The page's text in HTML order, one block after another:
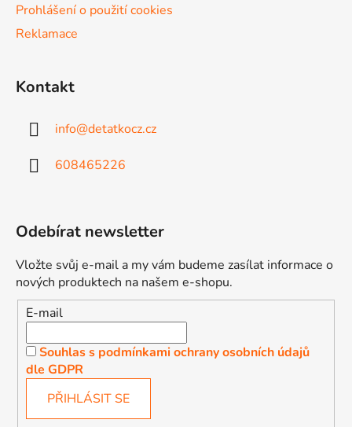
Prohlášení o použití cookies
Reklamace
Kontakt
info@detatkocz.cz
608465226
Odebírat newsletter
Vložte svůj e-mail a my vám budeme zasílat informace o
nových produktech na našem e-shopu.
E-mail
Souhlas s podmínkami ochrany osobních údajů
dle GDPR
PŘIHLÁSIT SE